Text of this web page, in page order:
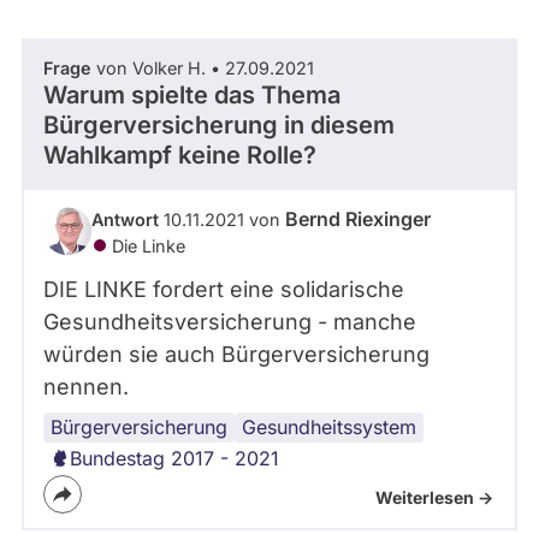
befragt
werden.
Thema
- Alle -
Antwort Status
- Alle -
Frage von Volker H. • 27.09.2021
Warum spielte das Thema
Bürgerversicherung in diesem
Wahlkampf keine Rolle?
Antwort 10.11.2021 von Bernd Riexinger
Die Linke
DIE LINKE fordert eine solidarische
Gesundheitsversicherung - manche
würden sie auch Bürgerversicherung
nennen.
Bürgerversicherung Gesundheitssystem
Krankenkasse
Gesundheitspolitik
Bundestag 2017 - 2021
Weiterlesen ->